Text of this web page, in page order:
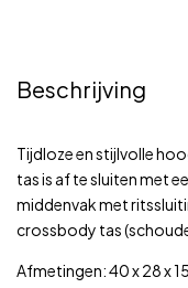
Beschrijving
Tijdloze en stijlvolle
tas is af te sluiten met
middenvak met
crossbody tas
Afmetingen: 40 x 28 x